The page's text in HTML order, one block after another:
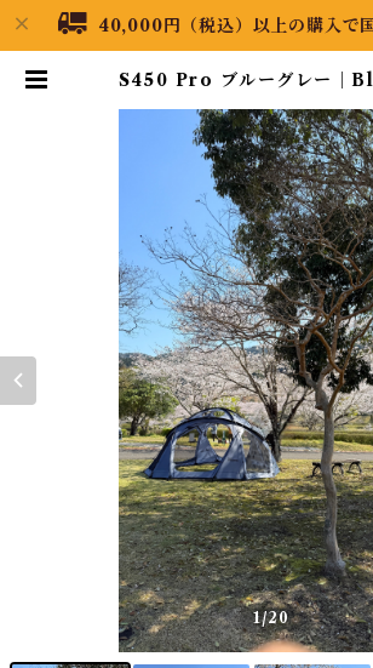
40,000円（税込）以上の購入で
S450 Pro ブルーグレー｜
Footprint 全周ファスナー
40009 | Black Dragon
1/20